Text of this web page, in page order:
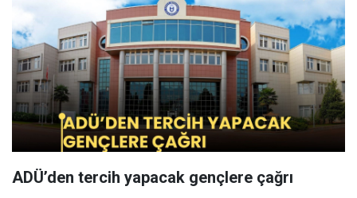
ADÜ’den tercih yapacak gençlere çağrı